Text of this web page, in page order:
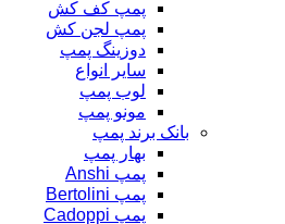
پمپ کف کش
پمپ لجن کش
دوزینگ پمپ
سایر انواع
لوب پمپ
مونو پمپ
بانک برند پمپ
بهار پمپ
پمپ Anshi
پمپ Bertolini
پمپ Cadoppi